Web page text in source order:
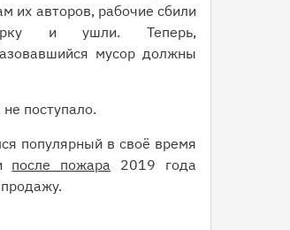
их авторов, рабочие сбили
и ушли. Теперь,
мусор должны
поступало.
популярный в своё время
после пожара 2019 года